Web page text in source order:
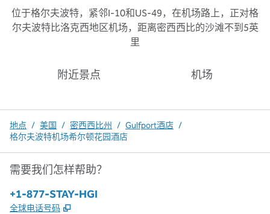
位于格尔夫波特，紧邻I-10和US-49，在机场路上，正对格
尔夫波特比洛克西地区机场，距离密西西比的沙滩不到5英
里
附近景点 机场
地点 / 美国 / 密西西比州 / Gulfport酒店 /
格尔夫波特机场希尔顿花园酒店
需要我们怎样帮助？
电话：
+1-877-STAY-HGI
全球电话号码 ,